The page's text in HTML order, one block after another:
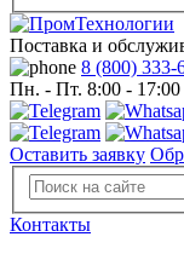
Поставка и
8 (800) 333-
Пн. - Пт. 8:00 -
Оставить заявку
Контакты